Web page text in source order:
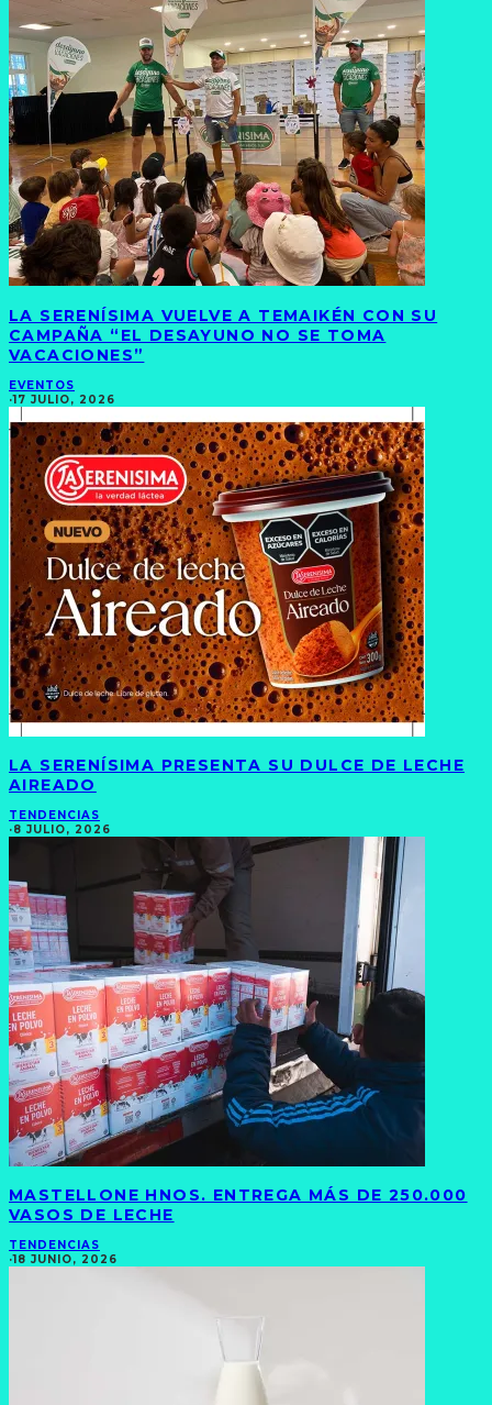
LA SERENÍSIMA VUELVE A TEMAIKÉN CON SU
CAMPAÑA “EL DESAYUNO NO SE TOMA
VACACIONES”
EVENTOS
·17 JULIO, 2026
LA SERENÍSIMA PRESENTA SU DULCE DE LECHE
AIREADO
TENDENCIAS
·8 JULIO, 2026
MASTELLONE HNOS. ENTREGA MÁS DE 250.000
VASOS DE LECHE
TENDENCIAS
·18 JUNIO, 2026